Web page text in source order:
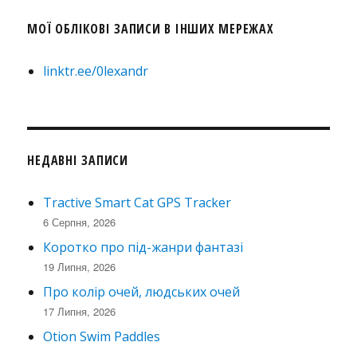
МОЇ ОБЛІКОВІ ЗАПИСИ В ІНШИХ МЕРЕЖАХ
linktr.ee/0lexandr
НЕДАВНІ ЗАПИСИ
Tractive Smart Cat GPS Tracker
6 Серпня, 2026
Коротко про під-жанри фантазі
19 Липня, 2026
Про колір очей, людських очей
17 Липня, 2026
Otion Swim Paddles